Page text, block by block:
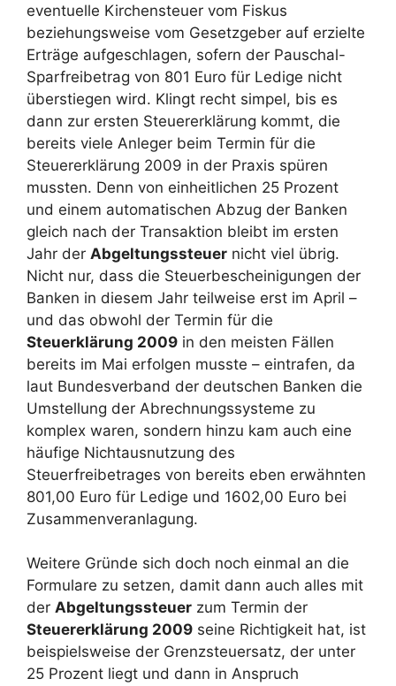
eventuelle Kirchensteuer vom Fiskus
beziehungsweise vom Gesetzgeber auf erzielte
Erträge aufgeschlagen, sofern der Pauschal-
Sparfreibetrag von 801 Euro für Ledige nicht
überstiegen wird. Klingt recht simpel, bis es
dann zur ersten Steuererklärung kommt, die
bereits viele Anleger beim Termin für die
Steuererklärung 2009 in der Praxis spüren
mussten. Denn von einheitlichen 25 Prozent
und einem automatischen Abzug der Banken
gleich nach der Transaktion bleibt im ersten
Jahr der Abgeltungssteuer nicht viel übrig.
Nicht nur, dass die Steuerbescheinigungen der
Banken in diesem Jahr teilweise erst im April –
und das obwohl der Termin für die
Steuerklärung 2009 in den meisten Fällen
bereits im Mai erfolgen musste – eintrafen, da
laut Bundesverband der deutschen Banken die
Umstellung der Abrechnungssysteme zu
komplex waren, sondern hinzu kam auch eine
häufige Nichtausnutzung des
Steuerfreibetrages von bereits eben erwähnten
801,00 Euro für Ledige und 1602,00 Euro bei
Zusammenveranlagung.
Weitere Gründe sich doch noch einmal an die
Formulare zu setzen, damit dann auch alles mit
der Abgeltungssteuer zum Termin der
Steuererklärung 2009 seine Richtigkeit hat, ist
beispielsweise der Grenzsteuersatz, der unter
25 Prozent liegt und dann in Anspruch